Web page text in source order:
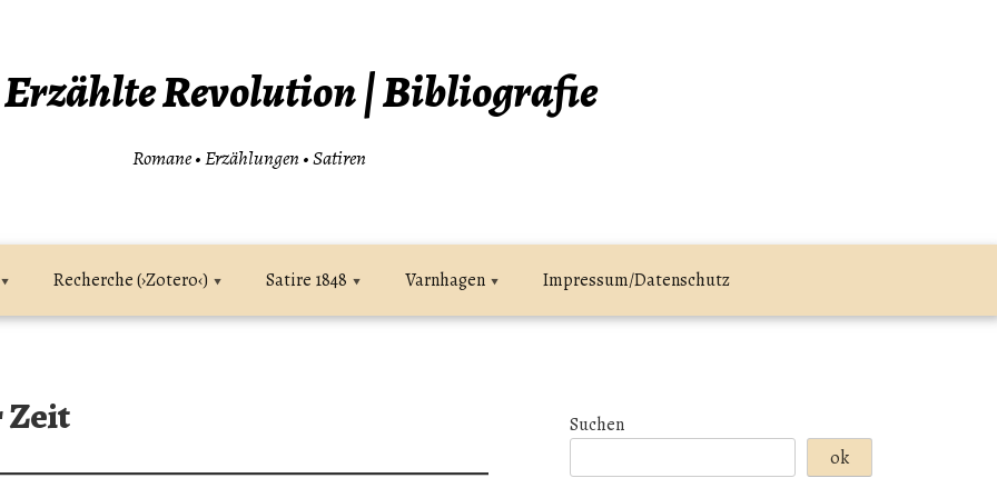
Erzählte Revolution | Bibliografie
Romane • Erzählungen • Satiren
Recherche (›Zotero‹) Satire 1848 Varnhagen Impressum/Datenschutz
Zeit
Suchen
ok